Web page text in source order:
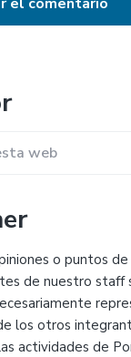
o puntos
de nuestro staff
los otros
actividades de